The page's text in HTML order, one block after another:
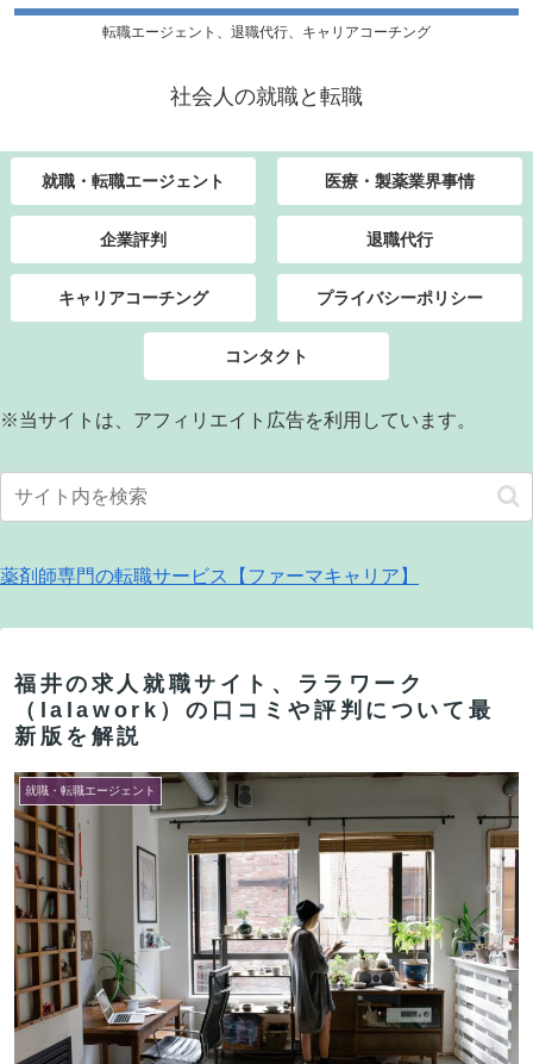
転職エージェント、退職代行、キャリアコーチング
社会人の就職と転職
就職・転職エージェント 医療・製薬業界事情
企業評判 退職代行
キャリアコーチング プライバシーポリシー
コンタクト
※当サイトは、アフィリエイト広告を利用しています。
薬剤師専門の転職サービス【ファーマキャリア】
福井の求人就職サイト、ララワーク
（lalawork）の口コミや評判について最
新版を解説
就職・転職エージェント